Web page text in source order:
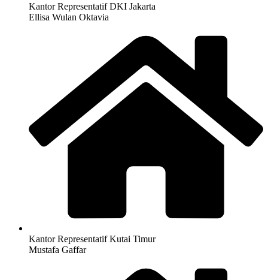
Kantor Representatif DKI Jakarta
Ellisa Wulan Oktavia
Kantor Representatif Kutai Timur
Mustafa Gaffar